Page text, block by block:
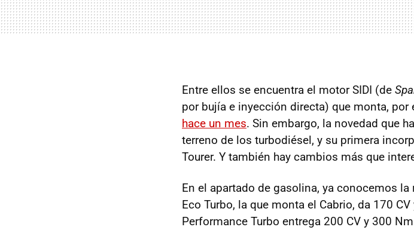
Entre ellos se encuentra el motor SIDI (de
por bujía e inyección directa) que monta, por
hace un mes. Sin embargo, la novedad que
terreno de los turbodiésel, y su primera
Tourer. Y también hay cambios más que
En el apartado de gasolina, ya conocemos la
Eco Turbo, la que monta el Cabrio, da 170
Performance Turbo entrega 200 CV y 300